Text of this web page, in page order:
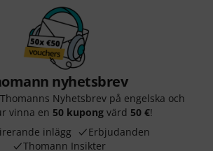
nyhetsbrev
Nyhetsbrev på engelska och
vinna en 50 kupong värd 50 €!
inlägg
Erbjudanden
Thomann Insikter